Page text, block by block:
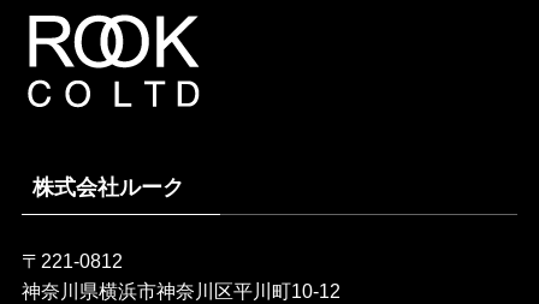
株式会社ルーク
〒221-0812
神奈川県横浜市神奈川区平川町10-12